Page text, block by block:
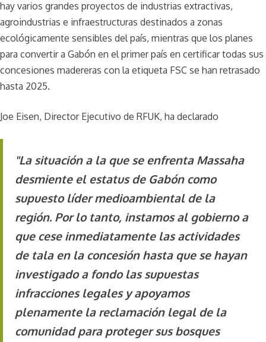
hay varios grandes proyectos de industrias extractivas,
agroindustrias e infraestructuras destinados a zonas
ecológicamente sensibles del país, mientras que los planes
para convertir a Gabón en el primer país en certificar todas sus
concesiones madereras con la etiqueta FSC se han retrasado
hasta 2025.
Joe Eisen, Director Ejecutivo de RFUK, ha declarado
"La situación a la que se enfrenta Massaha
desmiente el estatus de Gabón como
supuesto líder medioambiental de la
región. Por lo tanto, instamos al gobierno a
que cese inmediatamente las actividades
de tala en la concesión hasta que se hayan
investigado a fondo las supuestas
infracciones legales y apoyamos
plenamente la reclamación legal de la
comunidad para proteger sus bosques